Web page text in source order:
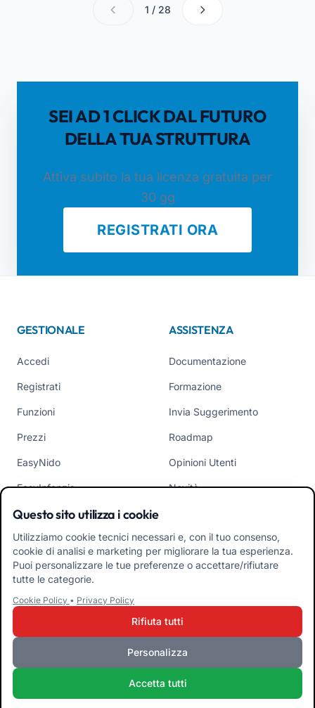
1 / 28
SEI AD 1 CLICK DAL FUTURO
DELLA TUA STRUTTURA
Attiva subito la tua licenza gratuita per
30 gg
REGISTRATI ORA
GESTIONALE
Accedi
Registrati
Funzioni
Prezzi
EasyNido
EasyInfanzia
ASSISTENZA
Documentazione
Formazione
Invia Suggerimento
Roadmap
Opinioni Utenti
Novità
CONTATTI
Chi Siamo
APP
Scarica APK App Educatori
Questo sito utilizza i cookie
Utilizziamo cookie tecnici necessari e, con il tuo consenso,
cookie di analisi e marketing per migliorare la tua esperienza.
Puoi personalizzare le tue preferenze o accettare/rifiutare
tutte le categorie.
Cookie Policy • Privacy Policy
Rifiuta tutti
Personalizza
Accetta tutti